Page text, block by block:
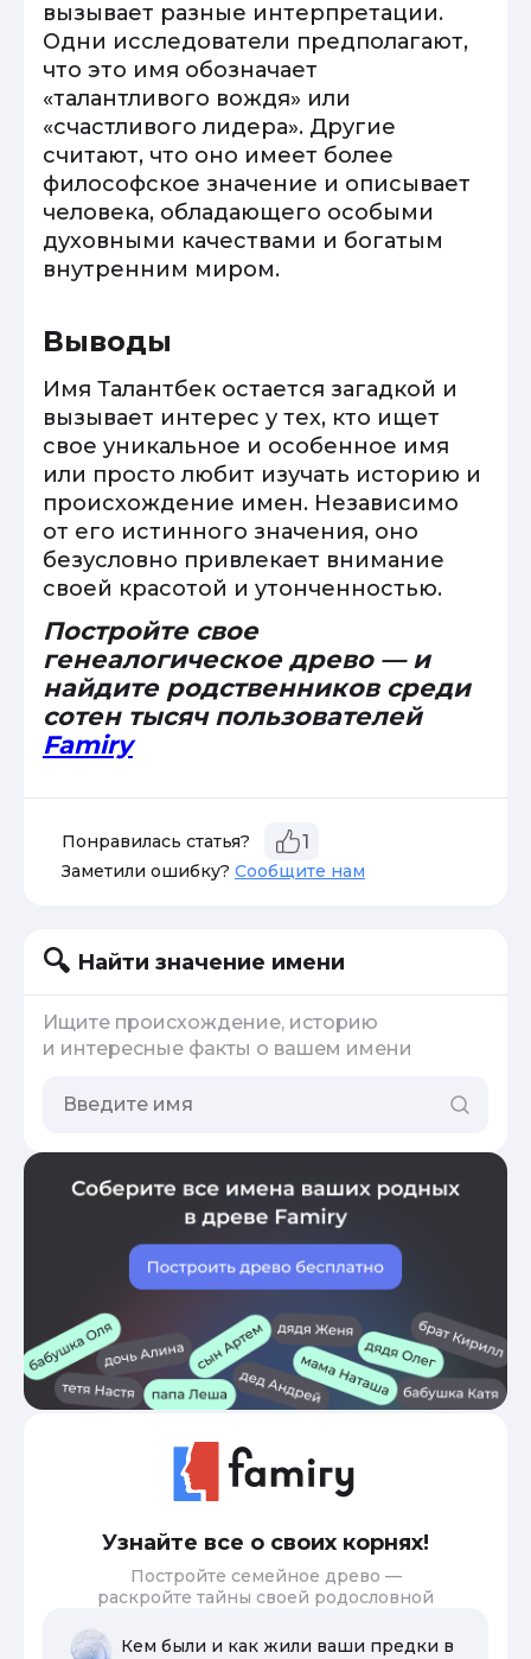
вызывает разные интерпретации.
Одни исследователи предполагают,
что это имя обозначает
«талантливого вождя» или
«счастливого лидера». Другие
считают, что оно имеет более
философское значение и описывает
человека, обладающего особыми
духовными качествами и богатым
внутренним миром.
Выводы
Имя Талантбек остается загадкой и
вызывает интерес у тех, кто ищет
свое уникальное и особенное имя
или просто любит изучать историю и
происхождение имен. Независимо
от его истинного значения, оно
безусловно привлекает внимание
своей красотой и утонченностью.
Постройте свое
генеалогическое древо — и
найдите родственников среди
сотен тысяч пользователей
Famiry
Понравилась статья? 1
Заметили ошибку? Сообщите нам
Найти значение имени
Ищите происхождение, историю
и интересные факты о вашем имени
Узнайте все о своих корнях!
Постройте семейное древо —
раскройте тайны своей родословной
Кем были и как жили ваши предки в